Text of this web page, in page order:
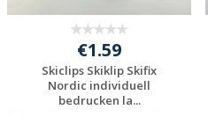
€1.59
Skiclips Skiklip Skifix
Nordic individuell
bedrucken la...